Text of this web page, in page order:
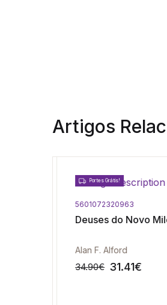
Artigos
Portes Grátis!
5601072320963
Deuses do Novo
Alan F. Alford
34.90€ 31.41€